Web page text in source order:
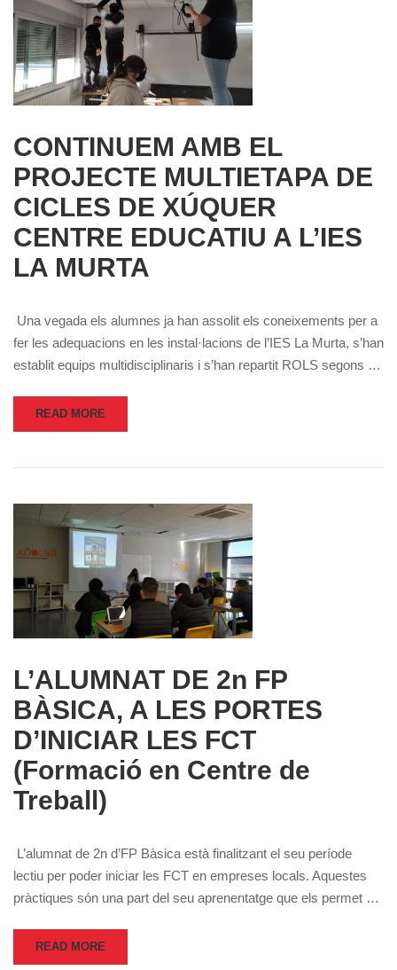
CONTINUEM AMB EL
PROJECTE MULTIETAPA DE
CICLES DE XÚQUER
CENTRE EDUCATIU A L’IES
LA MURTA
Una vegada els alumnes ja han assolit els coneixements per a
fer les adequacions en les instal·lacions de l’IES La Murta, s’han
establit equips multidisciplinaris i s’han repartit ROLS segons …
READ MORE
L’ALUMNAT DE 2n FP
BÀSICA, A LES PORTES
D’INICIAR LES FCT
(Formació en Centre de
Treball)
L’alumnat de 2n d’FP Bàsica està finalitzant el seu període
lectiu per poder iniciar les FCT en empreses locals. Aquestes
pràctiques són una part del seu aprenentatge que els permet …
READ MORE